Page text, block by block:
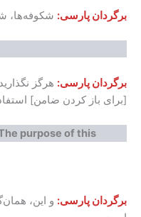
برگردان پارسی: شکوفه‌ها،
برگردان پارسی: هرگز
[برای باز کردن ضامن]
purpose of this
برگردان پارسی: و این،